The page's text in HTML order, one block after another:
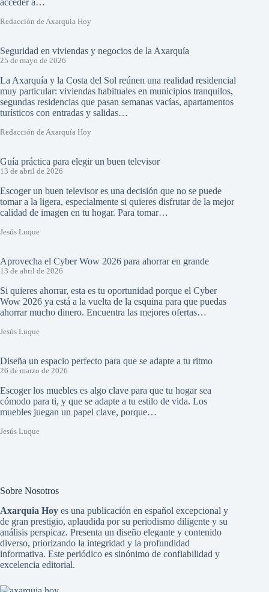
Redacción de Axarquía Hoy
Seguridad en viviendas y negocios de la Axarquía
25 de mayo de 2026
La Axarquía y la Costa del Sol reúnen una realidad residencial
muy particular: viviendas habituales en municipios tranquilos,
segundas residencias que pasan semanas vacías, apartamentos
turísticos con entradas y salidas…
Redacción de Axarquía Hoy
Guía práctica para elegir un buen televisor
13 de abril de 2026
Escoger un buen televisor es una decisión que no se puede
tomar a la ligera, especialmente si quieres disfrutar de la mejor
calidad de imagen en tu hogar. Para tomar…
Jesús Luque
Aprovecha el Cyber Wow 2026 para ahorrar en grande
13 de abril de 2026
Si quieres ahorrar, esta es tu oportunidad porque el Cyber
Wow 2026 ya está a la vuelta de la esquina para que puedas
ahorrar mucho dinero. Encuentra las mejores ofertas…
Jesús Luque
Diseña un espacio perfecto para que se adapte a tu ritmo
26 de marzo de 2026
Escoger los muebles es algo clave para que tu hogar sea
cómodo para ti, y que se adapte a tu estilo de vida. Los
muebles juegan un papel clave, porque…
Jesús Luque
Sobre Nosotros
Axarquia Hoy es una publicación en español excepcional y
de gran prestigio, aplaudida por su periodismo diligente y su
análisis perspicaz. Presenta un diseño elegante y contenido
diverso, priorizando la integridad y la profundidad
informativa. Este periódico es sinónimo de confiabilidad y
excelencia editorial.